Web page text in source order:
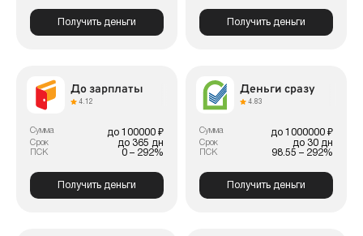
Получить деньги Получить деньги
До зарплаты
4.12
Сумма до 100000 ₽
Срок до 365 дн
ПСК 0 – 292%
Получить деньги
Деньги сразу
4.83
Сумма до 1000000 ₽
Срок до 30 дн
ПСК 98.55 – 292%
Получить деньги